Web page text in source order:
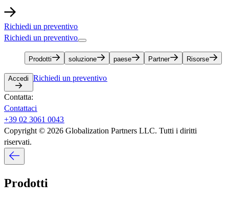
Richiedi un preventivo​​
Richiedi un preventivo​​
Prodotti​​ soluzione​​ paese​​ Partner​​ Risorse​​
Accedi​​ Richiedi un preventivo​​
Contatta:​​
Contattaci​​
+39 02 3061 0043​​
Copyright © 2026 Globalization Partners LLC. Tutti i diritti
riservati.​​
Prodotti​​